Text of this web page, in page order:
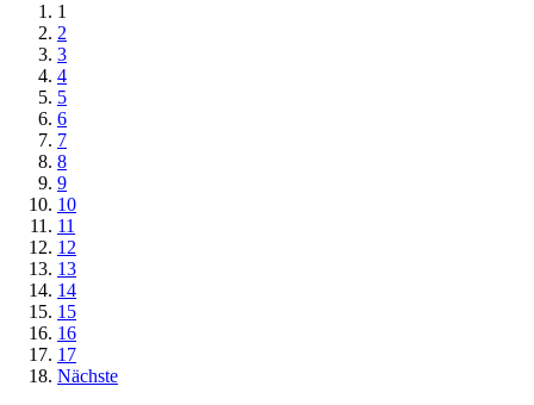
1
2
3
4
5
6
7
8
9
10
11
12
13
14
15
16
17
Nächste